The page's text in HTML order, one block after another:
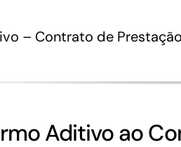
do setor de
– Contrato de
Aditivo ao